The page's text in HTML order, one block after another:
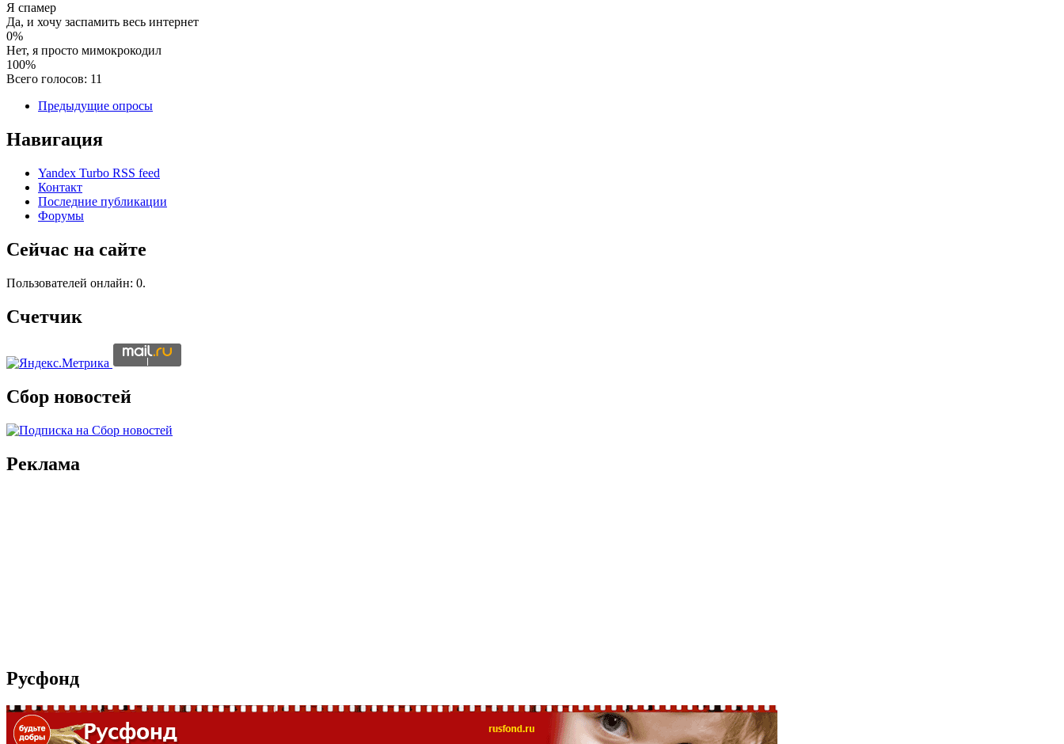
Я спамер
Да, и хочу заспамить весь интернет
0%
Нет, я просто мимокрокодил
100%
Всего голосов: 11
Предыдущие опросы
Навигация
Yandex Turbo RSS feed
Контакт
Последние публикации
Форумы
Сейчас на сайте
Пользователей онлайн: 0.
Счетчик
Сбор новостей
Реклама
Русфонд